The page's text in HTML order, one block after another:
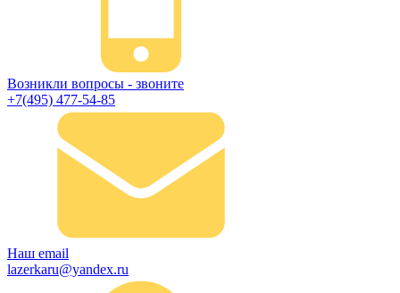
Возникли вопросы - звоните
+7(495) 477-54-85
Наш email
lazerkaru@yandex.ru